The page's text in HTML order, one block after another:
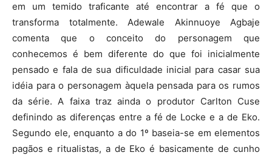
em um temido traficante até encontrar a fé que o
transforma totalmente. Adewale Akinnuoye Agbaje
comenta que o conceito do personagem que
conhecemos é bem diferente do que foi inicialmente
pensado e fala de sua dificuldade inicial para casar sua
idéia para o personagem àquela pensada para os rumos
da série. A faixa traz ainda o produtor Carlton Cuse
definindo as diferenças entre a fé de Locke e a de Eko.
Segundo ele, enquanto a do 1º baseia-se em elementos
pagãos e ritualistas, a de Eko é basicamente de cunho